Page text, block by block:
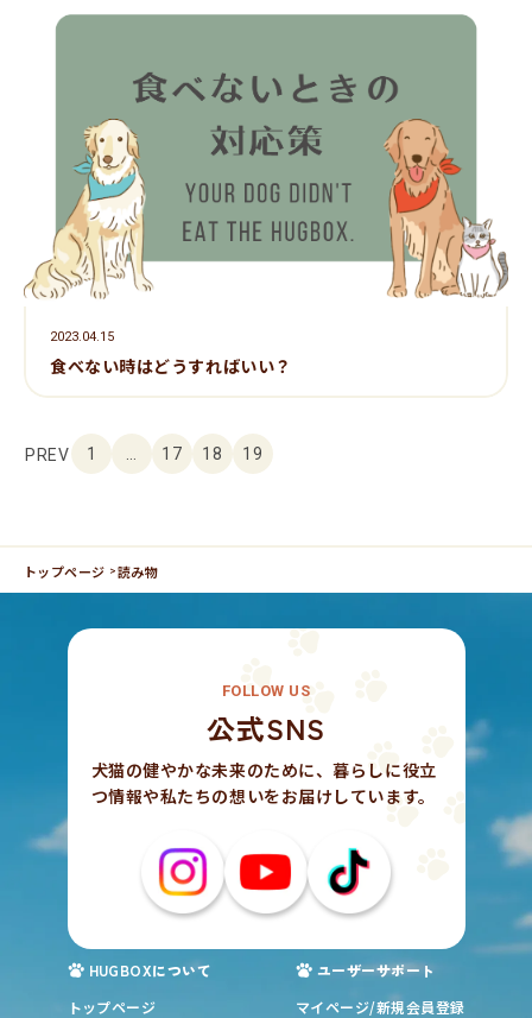
2023.04.15
食べない時はどうすればいい？
PREV 1 17 18 19
トップページ 読み物
FOLLOW US
公式SNS
犬猫の健やかな未来のために、暮らしに役立
つ情報や私たちの想いをお届けしています。
HUGBOXについて
トップページ
ユーザーサポート
マイページ/新規会員登録